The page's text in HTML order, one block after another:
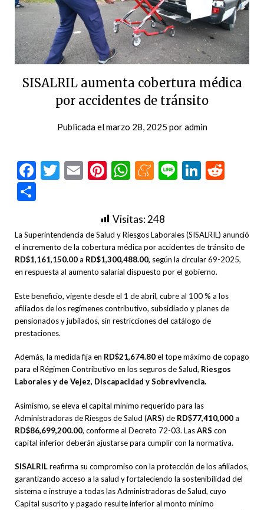
SISALRIL aumenta cobertura médica
por accidentes de tránsito
Publicada elmarzo 28, 2025 poradmin
Facebook
Twitter
EmailPinterest
WhatsApp
Meneame
Line
Visitas:248
La Superintendencia de Salud y Riesgos Laborales (SISALRIL) anunció
el incremento de la cobertura médica por accidentes de tránsito de
RD$1,161,150.00a RD$1,300,488.00, según la circular 69-2025,
en respuesta al aumento salarial dispuesto por el gobierno.
Este beneficio, vigente desde el 1 de abril, cubre al 100 % a los
afiliados de los regímenes contributivo, subsidiado y planes de
pensionados y jubilados, sin restricciones del catálogo de
prestaciones.
Además, la medida fija en RD$21,674.80el tope máximo de copago
para el Régimen Contributivo en los seguros de Salud, Riesgos
Laborales y de Vejez, Discapacidad y Sobrevivencia.
Asimismo, se eleva el capital mínimo requerido para las
Administradoras de Riesgos de Salud (ARS) de RD$77,410,000a
RD$86,699,200.00, conforme al Decreto 72-03. LasARS con
capital inferior deberán ajustarse para cumplir con la normativa.
SISALRILreafirma su compromiso con la protección de los afiliados,
garantizando acceso a la salud y fortaleciendo la sostenibilidad del
sistema e instruye a todas las Administradoras de Salud, cuyo
Capital suscrito y pagado resulte inferior al monto mínimo